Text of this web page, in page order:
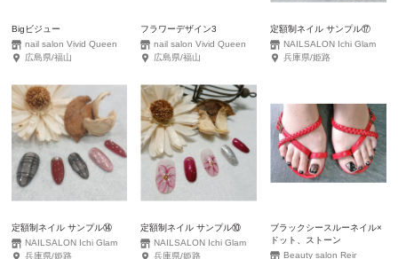
Bigビジュー
nail salon Vivid Queen
広島県/福山
フラワーデザイン3
nail salon Vivid Queen
広島県/福山
定額制ネイル サンプル⑰
NAILSALON Ichi Glam
兵庫県/姫路
定額制ネイル サンプル⑭
NAILSALON Ichi Glam
兵庫県/姫路
定額制ネイル サンプル⑩
NAILSALON Ichi Glam
兵庫県/姫路
ブラックシースルーネイル×
ドット、ストーン
Beauty salon Reir